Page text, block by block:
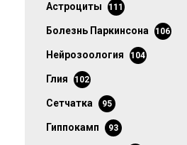
астроциты 111
болезнь Паркинсона 106
нейрозоология 104
глия 102
сетчатка 95
гиппокамп 93